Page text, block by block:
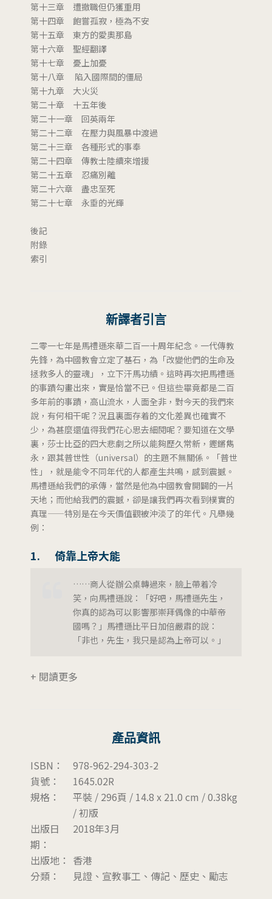
第十三章 遭撤職但仍獲重用
第十四章 飽嘗孤寂，極為不安
第十五章 東方的愛奧那島
第十六章 聖經翻譯
第十七章 憂上加憂
第十八章 陷入國際間的僵局
第十九章 大火災
第二十章 十五年後
第二十一章 回英兩年
第二十二章 在壓力與風暴中渡過
第二十三章 各種形式的事奉
第二十四章 傳教士陸續來增援
第二十五章 忍痛別離
第二十六章 盡忠至死
第二十七章 永垂的光輝
後記
附錄
索引
新譯者引言
二零一七年是馬禮遜來華二百一十周年紀念。一代傳教
先鋒，為中國教會立定了基石，為「改變他們的生命及
拯救多人的靈魂」，立下汗馬功績。這時再次把馬禮遜
的事蹟勾畫出來，實是恰當不已。但這些畢竟都是二百
多年前的事蹟，高山流水，人面全非，對今天的我們來
說，有何相干呢？況且裏面存着的文化差異也確實不
少，為甚麼還值得我們花心思去細閱呢？要知道在文學
裏，莎士比亞的四大悲劇之所以能夠歷久常新，鏗鏘雋
永，跟其普世性（universal）的主題不無關係。「普世
性」，就是能令不同年代的人都產生共鳴，感到震撼。
馬禮遜給我們的承傳，當然是他為中國教會開闢的一片
天地；而他給我們的震撼，卻是讓我們再次看到樸實的
真理——特別是在今天價值觀被沖淡了的年代。凡舉幾
例：
1. 倚靠上帝大能
……商人從辦公桌轉過來，臉上帶着冷
笑，向馬禮遜說：「好吧，馬禮遜先生，
你真的認為可以影響那崇拜偶像的中華帝
國嗎？」馬禮遜比平日加倍嚴肅的說：
「非也，先生，我只是認為上帝可以。」
+ 閱讀更多
產品資訊
ISBN：
978-962-294-303-2
貨號：
1645.02R
規格：
平裝 / 296頁 / 14.8 x 21.0 cm / 0.38kg
/ 初版
出版日
期：
2018年3月
出版地： 香港
分類：
見證、宣教事工、傳記、歷史、勵志